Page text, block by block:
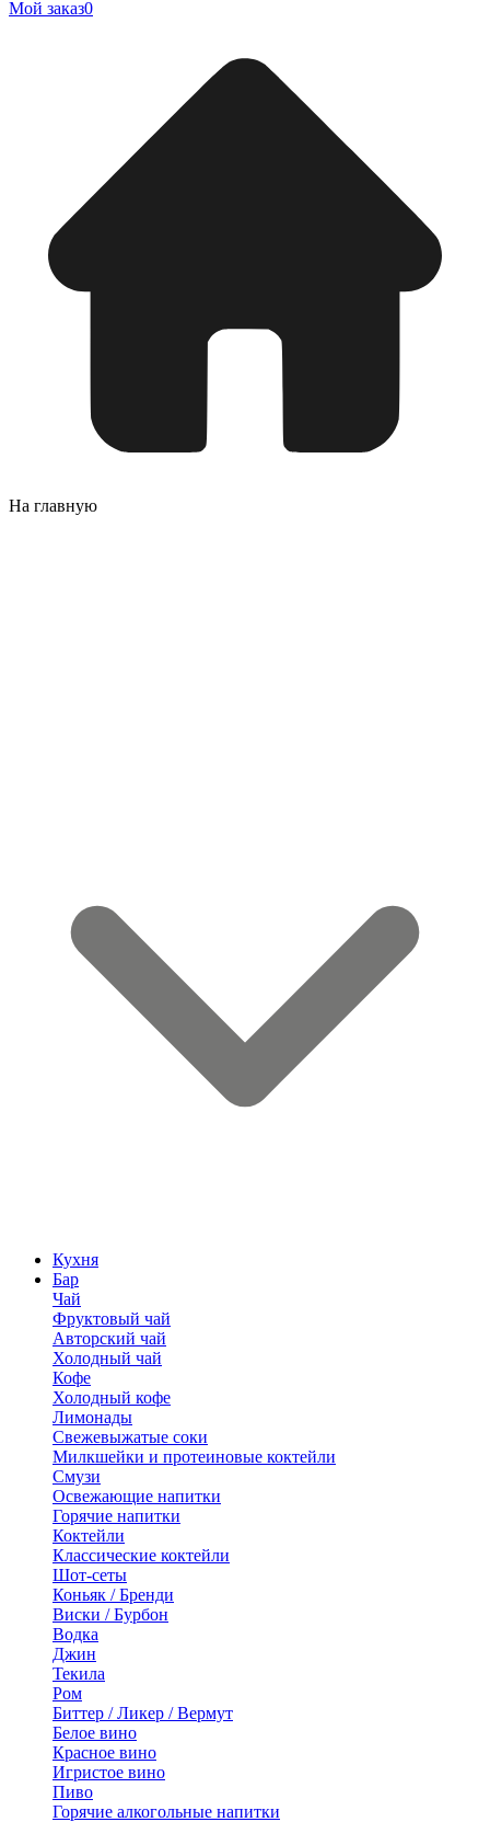
Мой заказ0
На главную
Кухня
Бар
Чай
Фруктовый чай
Авторский чай
Холодный чай
Кофе
Холодный кофе
Лимонады
Свежевыжатые соки
Милкшейки и протеиновые коктейли
Смузи
Освежающие напитки
Горячие напитки
Коктейли
Классические коктейли
Шот-сеты
Коньяк / Бренди
Виски / Бурбон
Водка
Джин
Текила
Ром
Биттер / Ликер / Вермут
Белое вино
Красное вино
Игристое вино
Пиво
Горячие алкогольные напитки